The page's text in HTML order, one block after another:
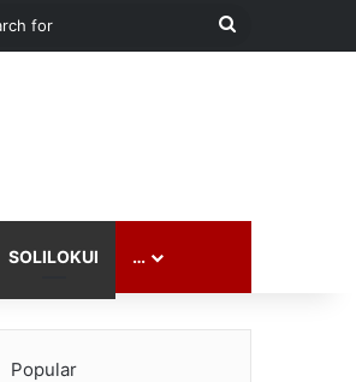
Search
SOLILOKUI …
Popular